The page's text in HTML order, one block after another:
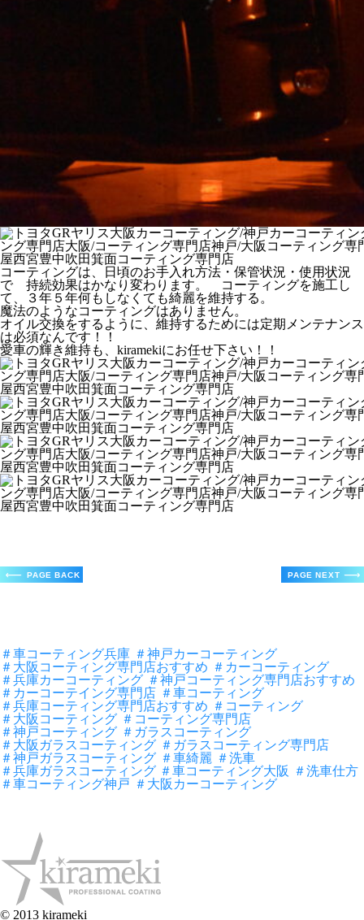
コーティングは、日頃のお手入れ方法・保管状況・使用状況
で 持続効果はかなり変わります。 コーティングを施工し
て、３年５年何もしなくても綺麗を維持する。
魔法のようなコーティングはありません。
オイル交換をするように、維持するためには定期メンテナンス
は必須なんです！！
愛車の輝き維持も、kiramekiにお任せ下さい！！
＃車コーティング兵庫 ＃神戸カーコーティング
＃大阪コーティング専門店おすすめ ＃カーコーティング
＃兵庫カーコーティング ＃神戸コーティング専門店おすすめ
＃カーコーテイング専門店 ＃車コーティング
＃兵庫コーティング専門店おすすめ ＃コーティング
＃大阪コーティング ＃コーティング専門店
＃神戸コーティング ＃ガラスコーティング
＃大阪ガラスコーティング ＃ガラスコーティング専門店
＃神戸ガラスコーティング ＃車綺麗 ＃洗車
＃兵庫ガラスコーティング ＃車コーティング大阪 ＃洗車仕方
＃車コーティング神戸 ＃大阪カーコーティング
© 2013 kirameki